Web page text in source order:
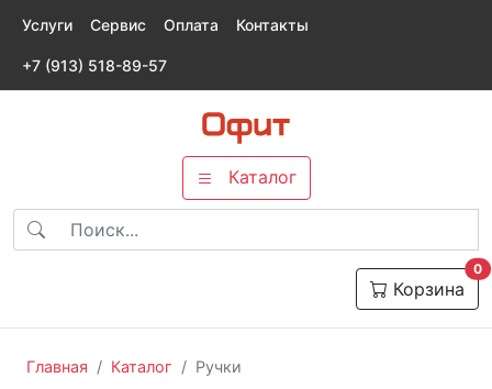
Услуги Сервис Оплата Контакты
+7 (913) 518-89-57
Каталог
Корзина
0
Главная Каталог Ручки